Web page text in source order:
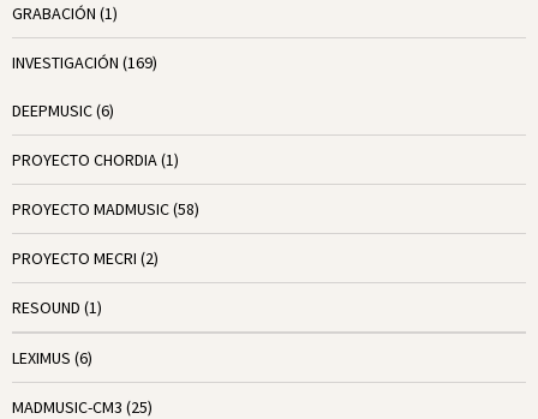
GRABACIÓN (1)
INVESTIGACIÓN (169)
DEEPMUSIC(6)
PROYECTO CHORDIA(1)
PROYECTO MADMUSIC(58)
PROYECTO MECRI (2)
RESOUND (1)
LEXIMUS (6)
MADMUSIC-CM3 (25)